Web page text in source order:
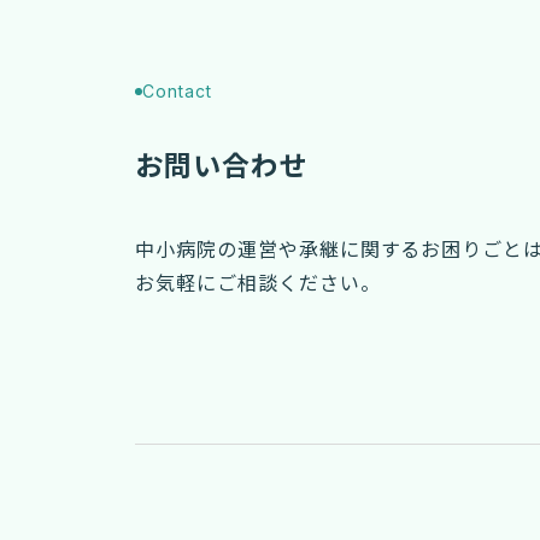
Contact
お問い合わせ
中小病院の運営や承継に関するお困りごと
お気軽にご相談ください。